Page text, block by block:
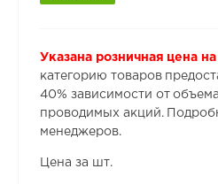
Указана розничная цена на
категорию товаров
40% зависимости от
проводимых акций.
менеджеров.
Цена за шт.